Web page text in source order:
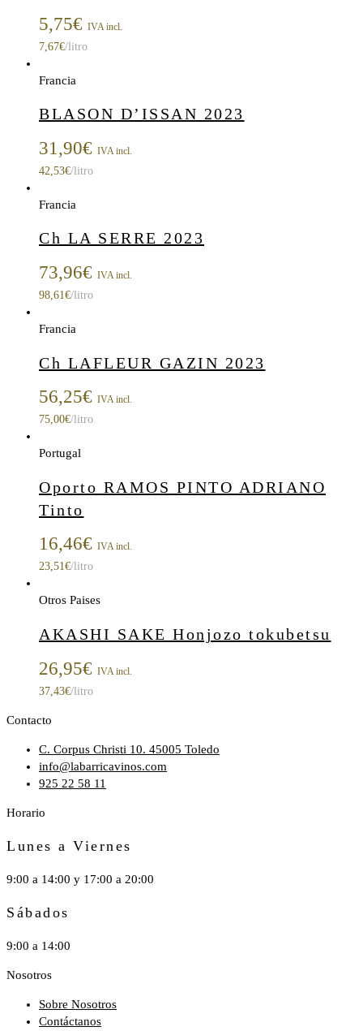
5,75€ IVA incl.
7,67€/litro
Francia
BLASON D’ISSAN 2023
31,90€ IVA incl.
42,53€/litro
Francia
Ch LA SERRE 2023
73,96€ IVA incl.
98,61 €/litro
Francia
Ch LAFLEUR GAZIN 2023
56,25€ IVA incl.
75,00€/litro
Portugal
Oporto RAMOS PINTO ADRIANO
Tinto
16,46€ IVA incl.
23,51€/litro
Otros Paises
AKASHI SAKE Honjozo tokubetsu
26,95€ IVA incl.
37,43€/litro
Contacto
C. Corpus Christi 10. 45005 Toledo
info@labarricavinos.com
925 22 58 11
Horario
Lunes a Viernes
9:00 a 14:00 y 17:00 a 20:00
Sábados
9:00 a 14:00
Nosotros
Sobre Nosotros
Contáctanos